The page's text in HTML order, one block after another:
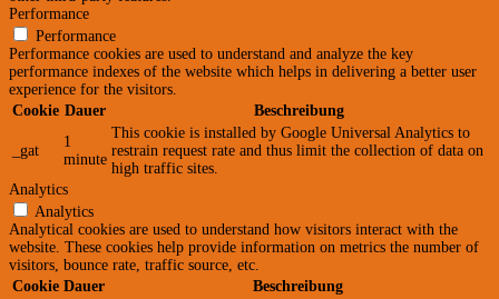
Performance
Performance
Performance cookies are used to understand and analyze the key
performance indexes of the website which helps in delivering a better user
experience for the visitors.
Cookie Dauer Beschreibung
_gat
1
minute
This cookie is installed by Google Universal Analytics to
restrain request rate and thus limit the collection of data on
high traffic sites.
Analytics
Analytics
Analytical cookies are used to understand how visitors interact with the
website. These cookies help provide information on metrics the number of
visitors, bounce rate, traffic source, etc.
Cookie Dauer Beschreibung